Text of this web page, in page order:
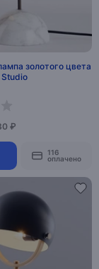
золотого цвета
₽
116
оплачено